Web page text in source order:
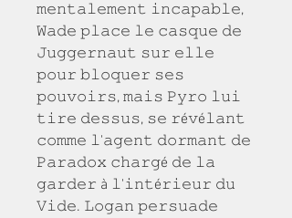
𝚖𝚎𝚗𝚝𝚊𝚕𝚎𝚖𝚎𝚗𝚝 𝚒𝚗𝚌𝚊𝚙𝚊𝚋𝚕𝚎,
𝚆𝚊𝚍𝚎 𝚙𝚕𝚊𝚌𝚎 𝚕𝚎 𝚌𝚊𝚜𝚚𝚞𝚎 𝚍𝚎
𝙹𝚞𝚐𝚐𝚎𝚛𝚗𝚊𝚞𝚝 𝚜𝚞𝚛 𝚎𝚕𝚕𝚎
𝚙𝚘𝚞𝚛 𝚋𝚕𝚘𝚚𝚞𝚎𝚛 𝚜𝚎𝚜
𝚙𝚘𝚞𝚟𝚘𝚒𝚛𝚜, 𝚖𝚊𝚒𝚜 𝙿𝚢𝚛𝚘 𝚕𝚞𝚒
𝚝𝚒𝚛𝚎 𝚍𝚎𝚜𝚜𝚞𝚜, 𝚜𝚎 𝚛é𝚟é𝚕𝚊𝚗𝚝
𝚌𝚘𝚖𝚖𝚎 𝚕'𝚊𝚐𝚎𝚗𝚝 𝚍𝚘𝚛𝚖𝚊𝚗𝚝 𝚍𝚎
𝙿𝚊𝚛𝚊𝚍𝚘𝚡 𝚌𝚑𝚊𝚛𝚐é 𝚍𝚎 𝚕𝚊
𝚐𝚊𝚛𝚍𝚎𝚛 à 𝚕'𝚒𝚗𝚝é𝚛𝚒𝚎𝚞𝚛 𝚍𝚞
𝚅𝚒𝚍𝚎. 𝙻𝚘𝚐𝚊𝚗 𝚙𝚎𝚛𝚜𝚞𝚊𝚍𝚎